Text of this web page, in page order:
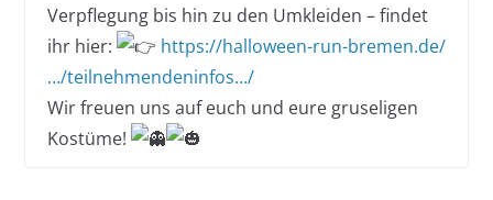
Verpflegung bis hin zu den Umkleiden – findet
ihr hier:
https://halloween-run-bremen.de/
…/teilnehmendeninfos…/
Wir freuen uns auf euch und eure gruseligen
Kostüme!